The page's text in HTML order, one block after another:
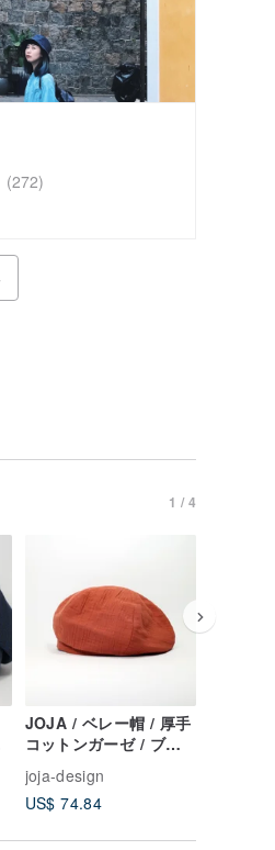
(272)
1 / 4
JOJA / ベレー帽 / 厚手
コットンガーゼ / ブリ
ックオレンジ
joja-design
US$ 74.84